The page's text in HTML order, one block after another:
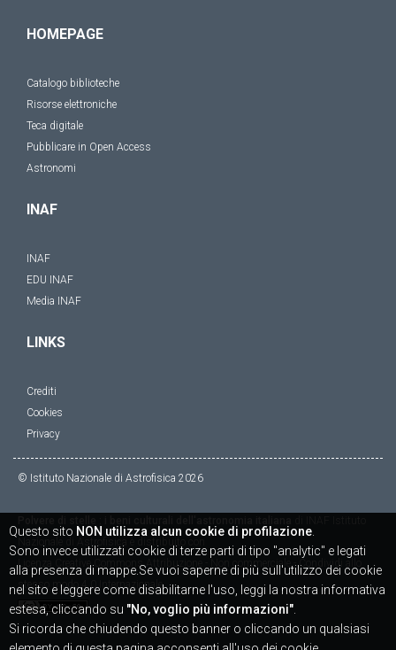
HOMEPAGE
Catalogo biblioteche
Risorse elettroniche
Teca digitale
Pubblicare in Open Access
Astronomi
INAF
INAF
EDU INAF
Media INAF
LINKS
Crediti
Cookies
Privacy
© Istituto Nazionale di Astrofisica 2026
Licenza
Creative Commons Attribuzione - Non commerciale - Condividi allo
stesso modo 4.0 Internazionale
Questo sito NON utilizza alcun cookie di profilazione
Sono invece utilizzati cookie di terze parti di tipo "analytic" e legati
alla presenza di mappe.Se vuoi saperne di più sull'utilizzo dei cookie
nel sito e leggere come disabilitarne l'uso, leggi la nostra informativa
estesa, cliccando su "No, voglio più informazioni"
Si ricorda che chiudendo questo banner o cliccando un qualsiasi